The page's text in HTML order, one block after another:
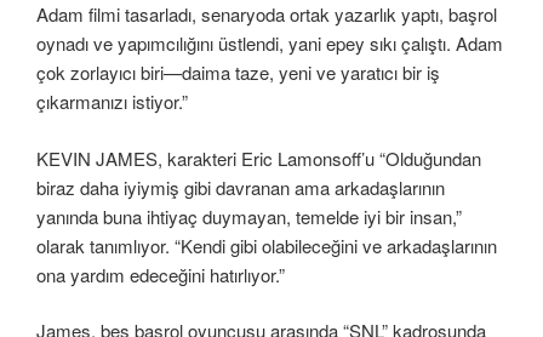
Adam filmi tasarladı, senaryoda ortak yazarlık yaptı, başrol
oynadı ve yapımcılığını üstlendi, yani epey sıkı çalıştı. Adam
çok zorlayıcı biri—daima taze, yeni ve yaratıcı bir iş
çıkarmanızı istiyor.”
KEVIN JAMES, karakteri Eric Lamonsoff’u “Olduğundan
biraz daha iyiymiş gibi davranan ama arkadaşlarının
yanında buna ihtiyaç duymayan, temelde iyi bir insan,”
olarak tanımlıyor. “Kendi gibi olabileceğini ve arkadaşlarının
ona yardım edeceğini hatırlıyor.”
James, beş başrol oyuncusu arasında “SNL” kadrosunda